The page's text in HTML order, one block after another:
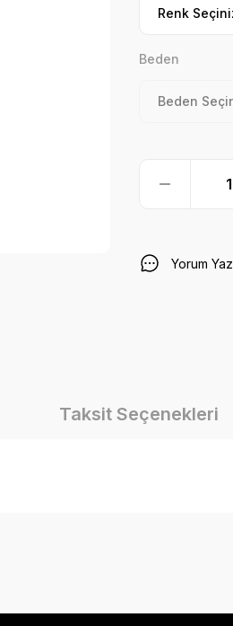
Beden
Yorum Yaz
Taksit Seçenekleri